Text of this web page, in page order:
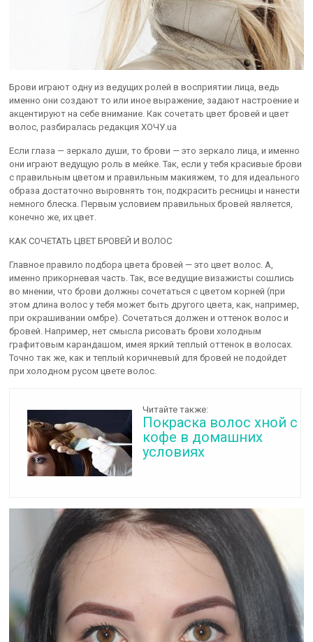
Брови играют одну из ведущих ролей в восприятии лица, ведь
именно они создают то или иное выражение, задают настроение и
акцентируют на себе внимание. Как сочетать цвет бровей и цвет
волос, разбиралась редакция ХОЧУ.ua
Если глаза — зеркало души, то брови — это зеркало лица, и именно
они играют ведущую роль в мейке. Так, если у тебя красивые брови
с правильным цветом и правильным макияжем, то для идеального
образа достаточно выровнять тон, подкрасить ресницы и нанести
немного блеска. Первым условием правильных бровей является,
конечно же, их цвет.
КАК СОЧЕТАТЬ ЦВЕТ БРОВЕЙ И ВОЛОС
Главное правило подбора цвета бровей — это цвет волос. А,
именно прикорневая часть. Так, все ведущие визажисты сошлись
во мнении, что брови должны сочетаться с цветом корней (при
этом длина волос у тебя может быть другого цвета, как, например,
при окрашивании омбре). Сочетаться должен и оттенок волос и
бровей. Например, нет смысла рисовать брови холодным
графитовым карандашом, имея яркий теплый оттенок в волосах.
Точно так же, как и теплый коричневый для бровей не подойдет
при холодном русом цвете волос.
Читайте также:
Покраска волос хной с
кофе в домашних
условиях